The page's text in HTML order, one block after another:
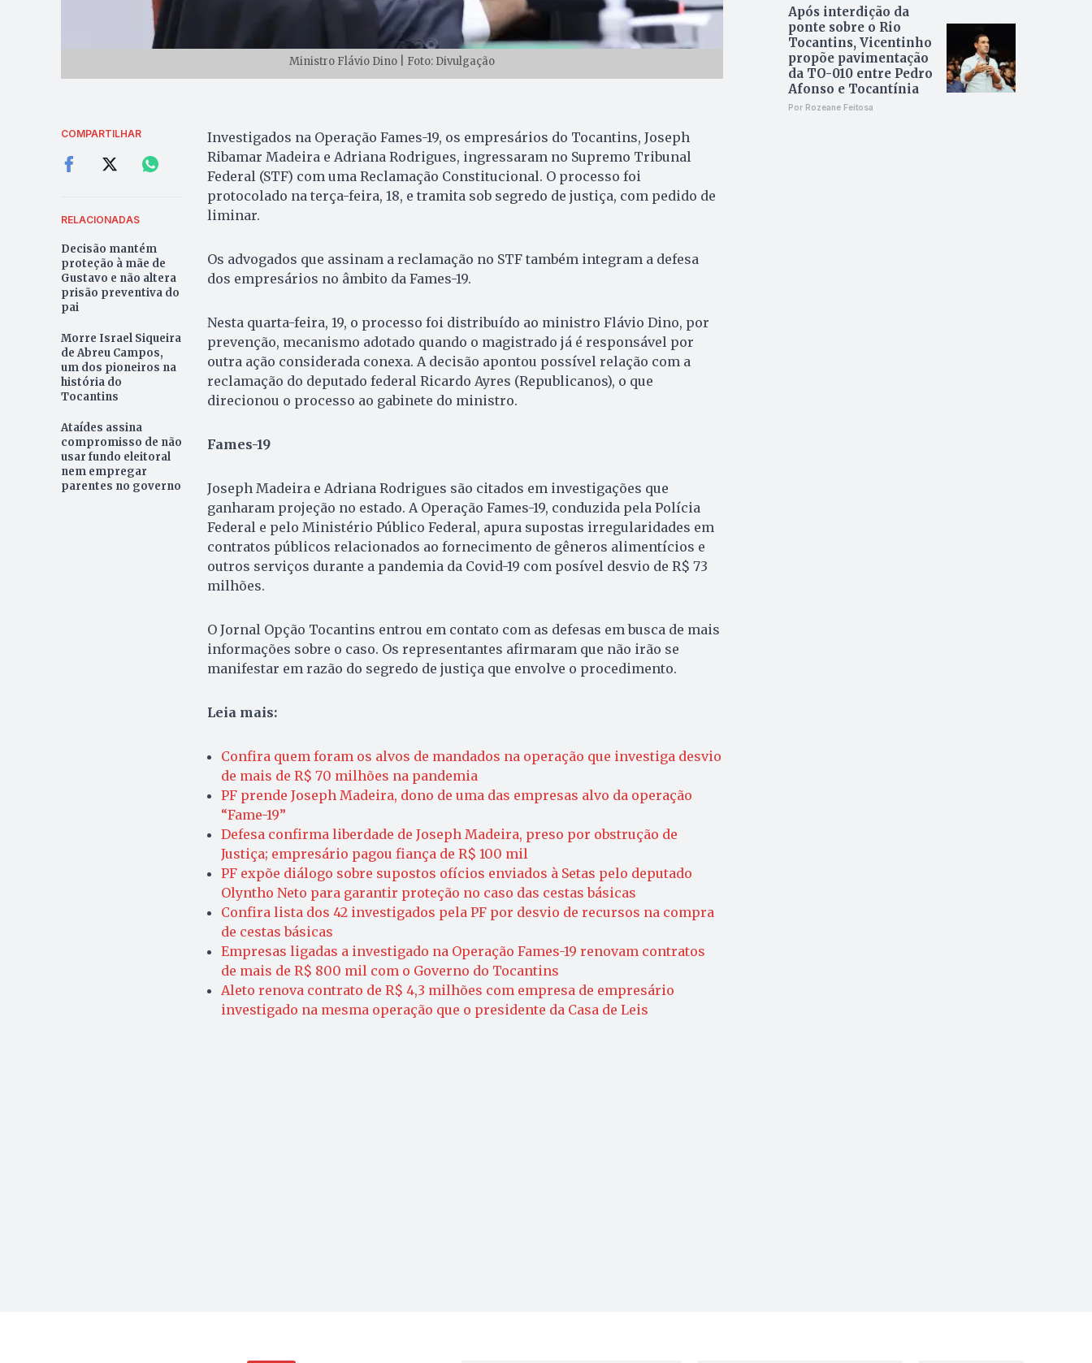
Ministro Flávio Dino | Foto: Divulgação
COMPARTILHAR
RELACIONADAS
Decisão mantém
proteção à mãe de
Gustavo e não altera
prisão preventiva do
pai
Morre Israel Siqueira
de Abreu Campos,
um dos pioneiros na
história do
Tocantins
Ataídes assina
compromisso de não
usar fundo eleitoral
nem empregar
parentes no governo
Investigados na Operação Fames-19, os empresários do Tocantins, Joseph
Ribamar Madeira e Adriana Rodrigues, ingressaram no Supremo Tribunal
Federal (STF) com uma Reclamação Constitucional. O processo foi
protocolado na terça-feira, 18, e tramita sob segredo de justiça, com pedido de
liminar.
Os advogados que assinam a reclamação no STF também integram a defesa
dos empresários no âmbito da Fames-19.
Nesta quarta-feira, 19, o processo foi distribuído ao ministro Flávio Dino, por
prevenção, mecanismo adotado quando o magistrado já é responsável por
outra ação considerada conexa. A decisão apontou possível relação com a
reclamação do deputado federal Ricardo Ayres (Republicanos), o que
direcionou o processo ao gabinete do ministro.
Fames-19
Joseph Madeira e Adriana Rodrigues são citados em investigações que
ganharam projeção no estado. A Operação Fames-19, conduzida pela Polícia
Federal e pelo Ministério Público Federal, apura supostas irregularidades em
contratos públicos relacionados ao fornecimento de gêneros alimentícios e
outros serviços durante a pandemia da Covid-19 com posível desvio de R$ 73
milhões.
O Jornal Opção Tocantins entrou em contato com as defesas em busca de mais
informações sobre o caso. Os representantes afirmaram que não irão se
manifestar em razão do segredo de justiça que envolve o procedimento.
Leia mais:
Confira quem foram os alvos de mandados na operação que investiga desvio
de mais de R$ 70 milhões na pandemia
PF prende Joseph Madeira, dono de uma das empresas alvo da operação
“Fame-19”
Defesa confirma liberdade de Joseph Madeira, preso por obstrução de
Justiça; empresário pagou fiança de R$ 100 mil
PF expõe diálogo sobre supostos ofícios enviados à Setas pelo deputado
Olyntho Neto para garantir proteção no caso das cestas básicas
Confira lista dos 42 investigados pela PF por desvio de recursos na compra
de cestas básicas
Empresas ligadas a investigado na Operação Fames-19 renovam contratos
de mais de R$ 800 mil com o Governo do Tocantins
Aleto renova contrato de R$ 4,3 milhões com empresa de empresário
investigado na mesma operação que o presidente da Casa de Leis
Após interdição da
ponte sobre o Rio
Tocantins, Vicentinho
propõe pavimentação
da TO-010 entre Pedro
Afonso e Tocantínia
Por Rozeane Feitosa